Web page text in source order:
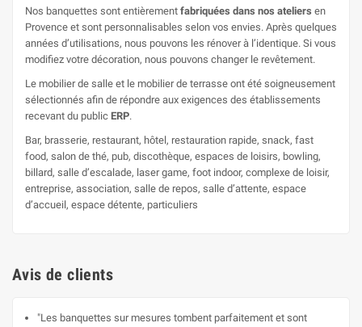
Nos banquettes sont entièrement fabriquées dans nos ateliers en
Provence et sont personnalisables selon vos envies. Après quelques
années d’utilisations, nous pouvons les rénover à l’identique. Si vous
modifiez votre décoration, nous pouvons changer le revêtement.
Le mobilier de salle et le mobilier de terrasse ont été soigneusement
sélectionnés afin de répondre aux exigences des établissements
recevant du public ERP.
Bar, brasserie, restaurant, hôtel, restauration rapide, snack, fast
food, salon de thé, pub, discothèque, espaces de loisirs, bowling,
billard, salle d’escalade, laser game, foot indoor, complexe de loisir,
entreprise, association, salle de repos, salle d’attente, espace
d’accueil, espace détente, particuliers
Avis de clients
"Les banquettes sur mesures tombent parfaitement et sont